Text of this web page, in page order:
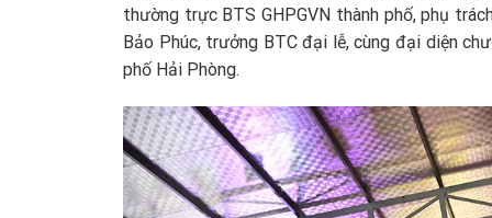
thường trực BTS GHPGVN thành phố, phụ
Bảo Phúc, trưởng BTC đại lễ, cùng đại diện
phố Hải Phòng.